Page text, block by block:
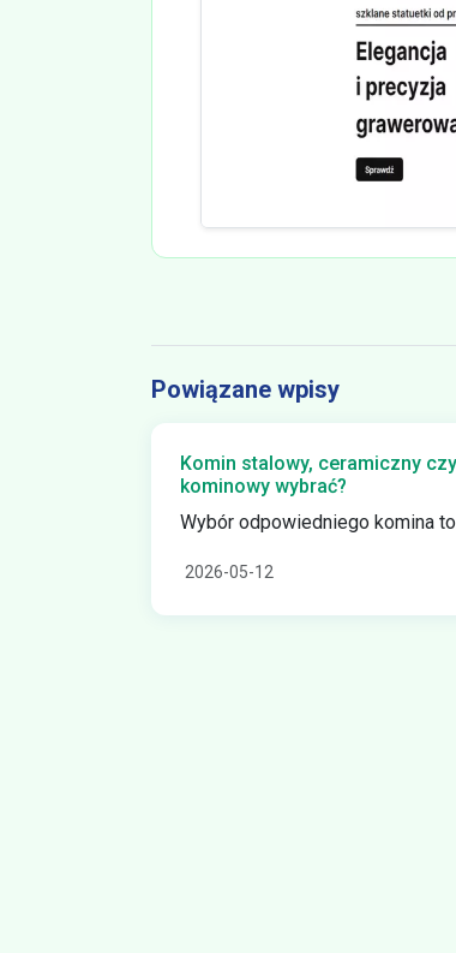
Powiązane wpisy
Komin stalowy, ceramiczny
kominowy wybrać?
Wybór odpowiedniego komina to
2026-05-12